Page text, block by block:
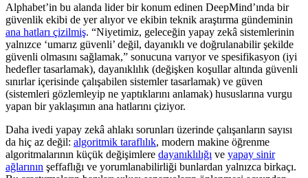
Alphabet’in bu alanda lider bir konum edinen DeepMind’ında bir
güvenlik ekibi de yer alıyor ve ekibin teknik araştırma gündeminin
ana hatları çizilmiş. “Niyetimiz, geleceğin yapay zekâ sistemlerinin
yalnızce ‘umarız güvenli’ değil, dayanıklı ve doğrulanabilir şekilde
güvenli olmasını sağlamak,” sonucuna varıyor ve spesifikasyon (iyi
hedefler tasarlamak), dayanıklılık (değişken koşullar altında güvenli
sınırlar içerisinde çalışabilen sistemler tasarlamak) ve güven
(sistemleri gözlemleyip ne yaptıklarını anlamak) hususlarına vurgu
yapan bir yaklaşımın ana hatlarını çiziyor.
Daha ivedi yapay zekâ ahlakı sorunları üzerinde çalışanların sayısı
da hiç az değil: algoritmik taraflılık, modern makine öğrenme
algoritmalarının küçük değişimlere dayanıklılığı ve yapay sinir
ağlarının şeffaflığı ve yorumlanabilirliği bunlardan yalnızca birkaçı.